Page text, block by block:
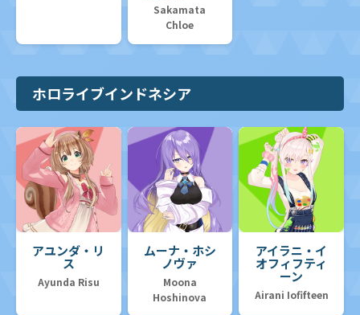
Sakamata
Chloe
ホロライブインドネシア
アユンダ・リ
ス
Ayunda Risu
ムーナ・ホシ
ノヴァ
Moona
Hoshinova
アイラニ・イ
オフィフティ
ーン
Airani Iofifteen